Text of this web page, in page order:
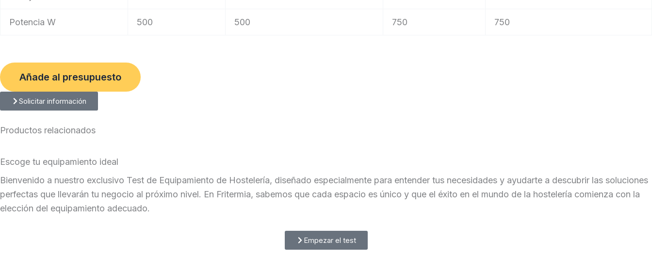
Potencia W 500 500 750 750
Añade al presupuesto
Solicitar información
Productos relacionados
Escoge tu equipamiento ideal
Bienvenido a nuestro exclusivo Test de Equipamiento de Hostelería, diseñado especialmente para entender tus necesidades y ayudarte a descubrir las soluciones
perfectas que llevarán tu negocio al próximo nivel. En Fritermia, sabemos que cada espacio es único y que el éxito en el mundo de la hostelería comienza con la
elección del equipamiento adecuado.
Empezar el test